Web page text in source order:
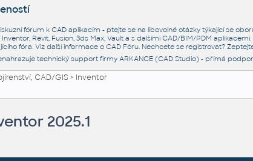
fórum k CAD aplikacím - ptejte se na libovolné otázky týkající se
Inventor, Revit, Fusion, 3ds Max, Vault a s dalšími CAD/BIM/PDM
fóra. Viz další informace o CAD Fóru. Nechcete se registrovat?
technický support firmy ARKANCE (CAD Studio) - přímá
CAD/GIS> Inventor
2025.1